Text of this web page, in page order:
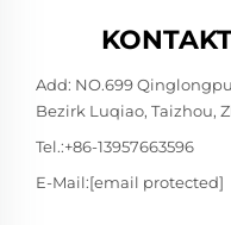
Add: NO.699
Bezirk Luqiao, Taizhou,
Tel.:+86-13957663596
E-Mail:[email protected]